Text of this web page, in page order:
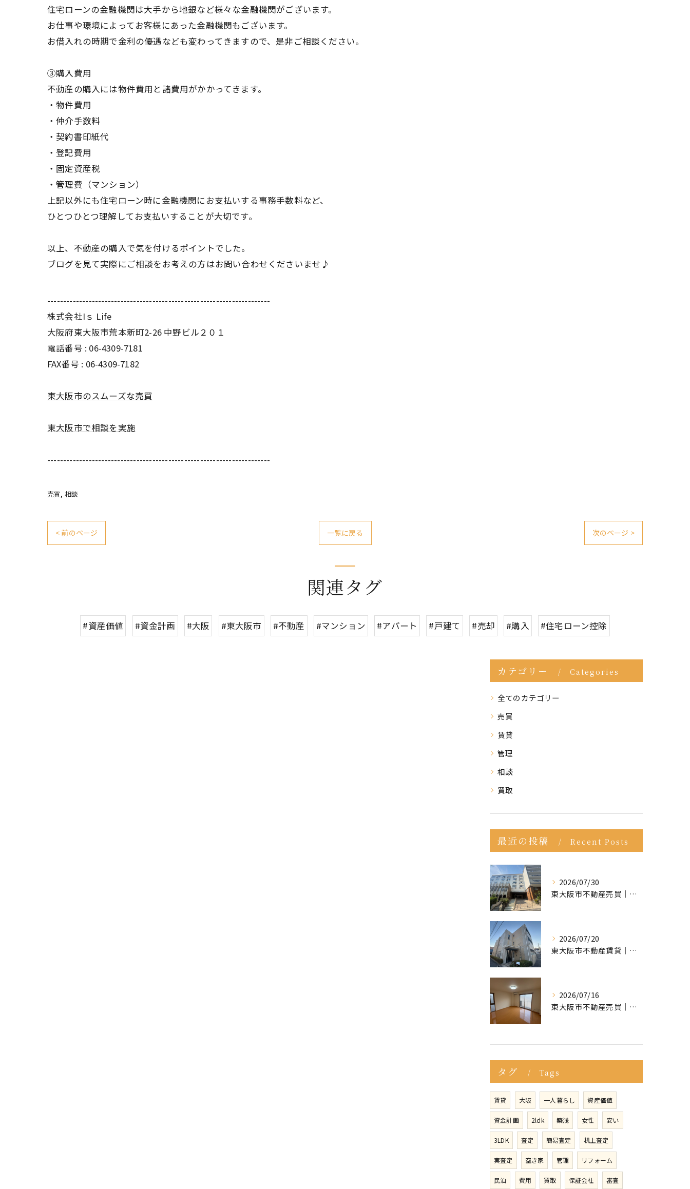
住宅ローンの金融機関は大手から地銀など様々な金融機関がございます。
お仕事や環境によってお客様にあった金融機関もございます。
お借入れの時期で金利の優遇なども変わってきますので、是非ご相談ください。
③購入費用
不動産の購入には物件費用と諸費用がかかってきます。
・物件費用
・仲介手数料
・契約書印紙代
・登記費用
・固定資産税
・管理費（マンション）
上記以外にも住宅ローン時に金融機関にお支払いする事務手数料など、
ひとつひとつ理解してお支払いすることが大切です。
以上、不動産の購入で気を付けるポイントでした。
ブログを見て実際にご相談をお考えの方はお問い合わせくださいませ♪
----------------------------------------------------------------------
株式会社Iｓ Life
大阪府東大阪市荒本新町2-26 中野ビル２０１
電話番号 : 06-4309-7181
FAX番号 : 06-4309-7182
東大阪市のスムーズな売買
東大阪市で相談を実施
----------------------------------------------------------------------
売買 相談
< 前のページ 一覧に戻る 次のページ >
関連タグ
#資産価値 #資金計画 #大阪 #東大阪市 #不動産 #マンション #アパート #戸建て #売却 #購入 #住宅ローン控除
カテゴリー Categories
全てのカテゴリー
売買
賃貸
管理
相談
買取
最近の投稿 Recent Posts
2026/07/30
東大阪市不動産売買｜東大阪市で不動産売却をご依頼いただきました｜売却実績をご紹介
2026/07/20
東大阪市不動産賃貸｜ポータルサイトで「掘り出し物件」が見つからない？プロが教える条件の緩め方
2026/07/16
東大阪市不動産売買｜マイホームの購入・売却で後悔しないために！知っておくべき「3つの罠」
タグ Tags
賃貸 大阪 一人暮らし 資産価値
資金計画 2ldk 築浅 女性 安い
3LDK 査定 簡易査定 机上査定
実査定 空き家 管理 リフォーム
民泊 費用 買取 保証会社 審査